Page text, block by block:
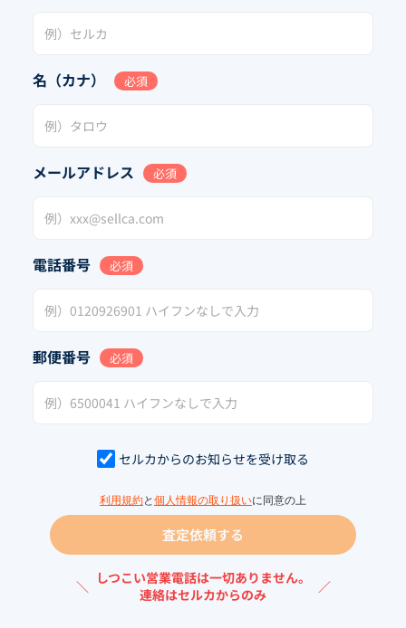
名（カナ） 必須
メールアドレス 必須
電話番号 必須
郵便番号 必須
セルカからのお知らせを受け取る
利用規約と 個人情報の取り扱いに同意の上
査定依頼する
＼ しつこい営業電話は一切ありません。
連絡はセルカからのみ
／